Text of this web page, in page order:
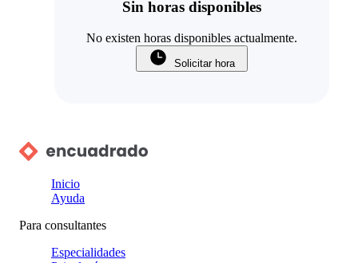
Sin horas disponibles
No existen horas disponibles actualmente.
Solicitar hora
Inicio
Ayuda
Para consultantes
Especialidades